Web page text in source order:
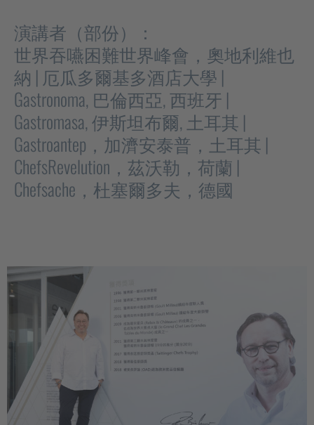
演講者（部份）：
世界吞嚥困難世界峰會，奧地利維也
納 | 厄瓜多爾基多酒店大學 |
Gastronoma, 巴倫西亞, 西班牙 |
Gastromasa, 伊斯坦布爾, 土耳其 |
Gastroantep，加濟安泰普，土耳其 |
ChefsRevelution，茲沃勒，荷蘭 |
Chefsache，杜塞爾多夫，德國